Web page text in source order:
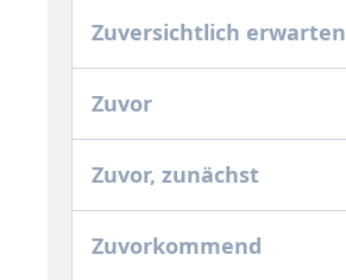
Zuversichtlich erwarten
Zuvor
Zuvor, zunächst
Zuvorkommend